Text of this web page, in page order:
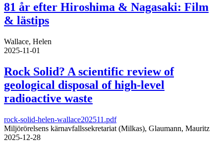
81 år efter Hiroshima & Nagasaki: Film
& lästips
Wallace, Helen
2025-11-01
Rock Solid? A scientific review of
geological disposal of high-level
radioactive waste
rock-solid-helen-wallace202511.pdf
Miljörörelsens kärnavfallssekretariat (Milkas), Glaumann, Mauritz
2025-12-28